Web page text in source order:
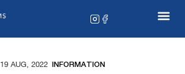
19 AUG, 2022 INFORMATION